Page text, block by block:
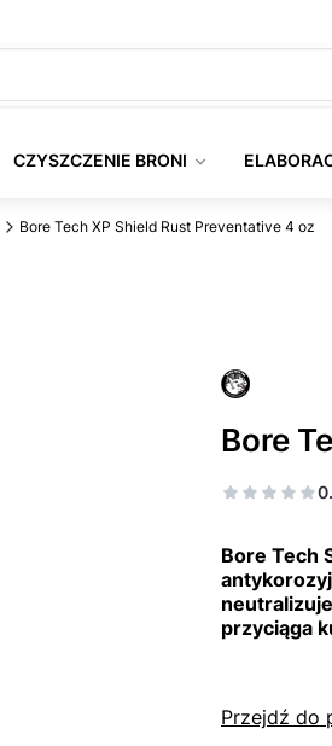
CZYSZCZENIE BRONI
Bore Tech XP Shield Rust Preventative 4 oz
Bore
Bore Tech
przyciąga
Przejdź do